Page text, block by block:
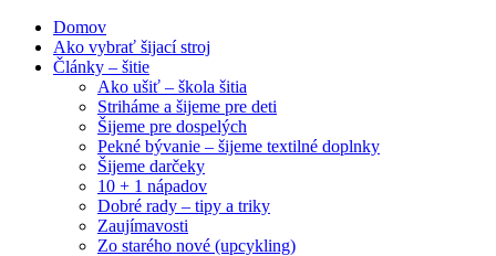
Domov
Ako vybrať šijací stroj
Články – šitie
Ako ušiť – škola šitia
Striháme a šijeme pre deti
Šijeme pre dospelých
Pekné bývanie – šijeme textilné doplnky
Šijeme darčeky
10 + 1 nápadov
Dobré rady – tipy a triky
Zaujímavosti
Zo starého nové (upcykling)